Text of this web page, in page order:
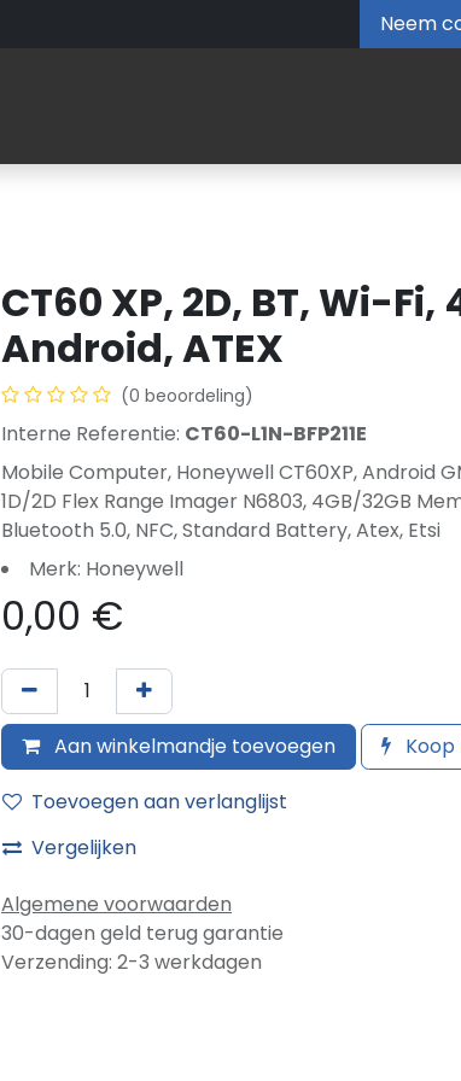
Neem
CT60 XP, 2D, BT, Wi-Fi,
Android, ATEX
(0 beoordeling)
Interne Referentie: CT60-L1N-BFP211E
Mobile Computer, Honeywell CT60XP, Android
1D/2D Flex Range Imager N6803, 4GB/32GB
Bluetooth 5.0, NFC, Standard Battery, Atex, Etsi
Merk: Honeywell
0,00 €
Aan winkelmandje toevoegen
Koop
Toevoegen aan verlanglijst
Vergelijken
Algemene voorwaarden
30-dagen geld terug garantie
Verzending: 2-3 werkdagen